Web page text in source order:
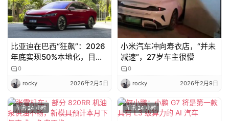
l
k
比亚迪在巴西“狂飙”：2026
年底实现50%本地化，目标
剑指销冠
0
rocky 2026年2月5日
小米汽车冲向寿衣店，“并未
减速”，27岁车主很懵
0
rocky 2026年2月9日
车讯 24 小时 车讯 24 小时